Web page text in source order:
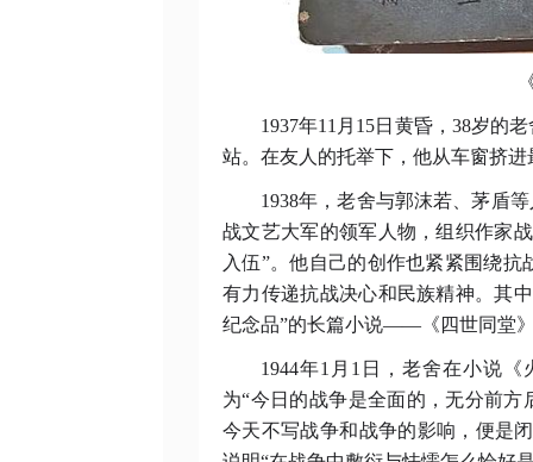
1937年11月15日黄昏，38岁的
站。在友人的托举下，他从车窗挤
1938年，老舍与郭沫若、茅盾
战文艺大军的领军人物，组织作家
入伍”。他自己的创作也紧紧围绕
有力传递抗战决心和民族精神。其
纪念品”的长篇小说——《四世同堂
1944年1月1日，老舍在小说
为“今日的战争是全面的，无分前
今天不写战争和战争的影响，便是